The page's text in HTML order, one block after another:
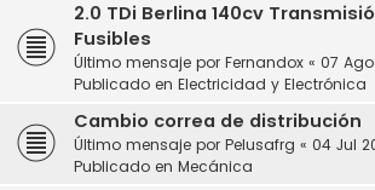
2.0 TDi Berlina 140cv
Fusibles
Último mensaje por Fernandox « 07
Publicado en Electricidad y Electrónica
Cambio correa de distribución
Último mensaje por Pelusafrg « 04 Jul
Publicado en Mecánica